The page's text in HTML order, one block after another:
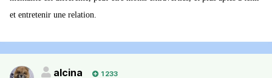
et entretenir une relation.
alcina
1 233